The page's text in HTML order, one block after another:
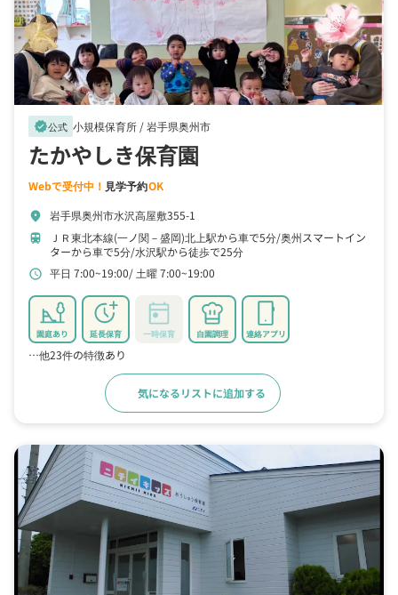
verified公式 小規模保育所 /岩手県奥州市
たかやしき保育園
Webで受付中！ 見学予約OK
location_on 岩手県奥州市水沢高屋敷355-1
train ＪＲ東北本線(一ノ関－盛岡)北上駅から車で5分 奥州スマートイン
ターから車で5分 水沢駅から徒歩で25分
schedule 平日 7:00~19:00 土曜 7:00~19:00
園庭あり 延長保育 一時保育 自園調理 連絡アプリ
…他23件の特徴あり
気になるリストに追加する